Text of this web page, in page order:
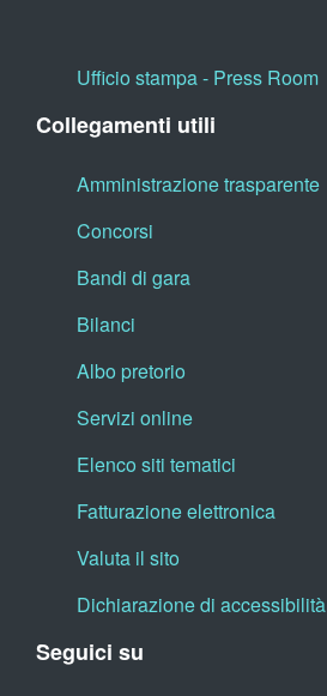
Ufficio stampa - Press Room
Collegamenti utili
Amministrazione trasparente
Concorsi
Bandi di gara
Bilanci
Albo pretorio
Servizi online
Elenco siti tematici
Fatturazione elettronica
Valuta il sito
Dichiarazione di accessibilità
Seguici su